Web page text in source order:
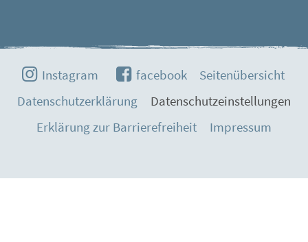
Instagram facebook
Seitenübersicht
Datenschutzerklärung
Datenschutzeinstellungen
Erklärung zur Barrierefreiheit
Impressum